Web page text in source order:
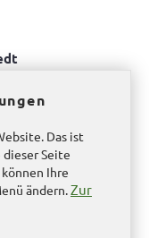
bis 17.00 Uhr
bis 16.00 Uhr
Das ist
Seite
Ihre
ändern.Zur